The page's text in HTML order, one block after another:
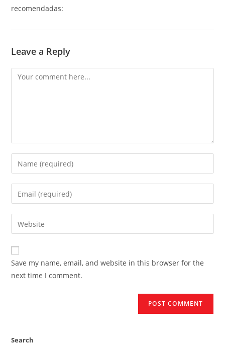
recomendadas:
Leave a Reply
Comment
Enter
your
name
comment
Enter
your
email
address
comment
Enter
your
website
URL
(optional)
Save my name, email, and website in this browser for the
next time I comment.
Search